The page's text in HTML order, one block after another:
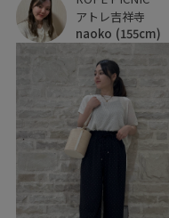
アトレ吉祥寺
naoko (155cm)